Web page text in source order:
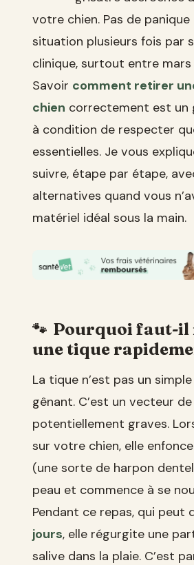
votre chien. Pas de
situation plusieurs fois par
clinique, surtout entre
Savoir comment retirer
chien correctement est un
à condition de respecter
essentielles. Je vous
suivre, étape par étape,
alternatives quand vous
matériel idéal sous la main.
Pourquoi faut-
une tique
La tique n’est pas un
gênant. C’est un vecteur
potentiellement graves.
sur votre chien, elle
(une sorte de harpon
peau et commence à se
Pendant ce repas, qui peut
jours, elle régurgite une
salive dans la plaie. C’est